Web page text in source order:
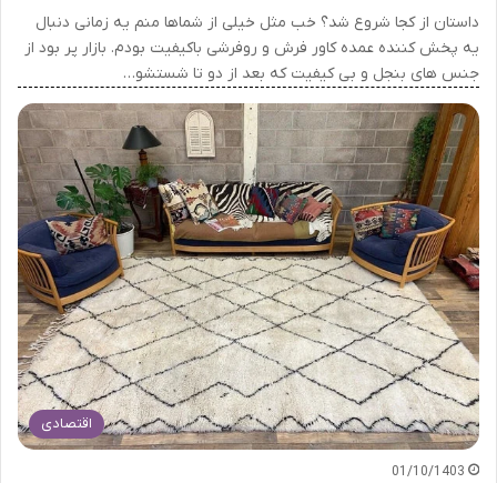
داستان از کجا شروع شد؟ خب مثل خیلی از شماها منم یه زمانی دنبال
یه پخش کننده عمده کاور فرش و روفرشی باکیفیت بودم. بازار پر بود از
جنس های بنجل و بی کیفیت که بعد از دو تا شستشو…
اقتصادی
01/10/1403